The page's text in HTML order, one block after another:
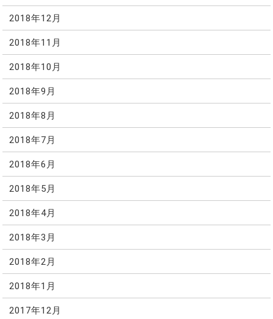
2018年12月
2018年11月
2018年10月
2018年9月
2018年8月
2018年7月
2018年6月
2018年5月
2018年4月
2018年3月
2018年2月
2018年1月
2017年12月